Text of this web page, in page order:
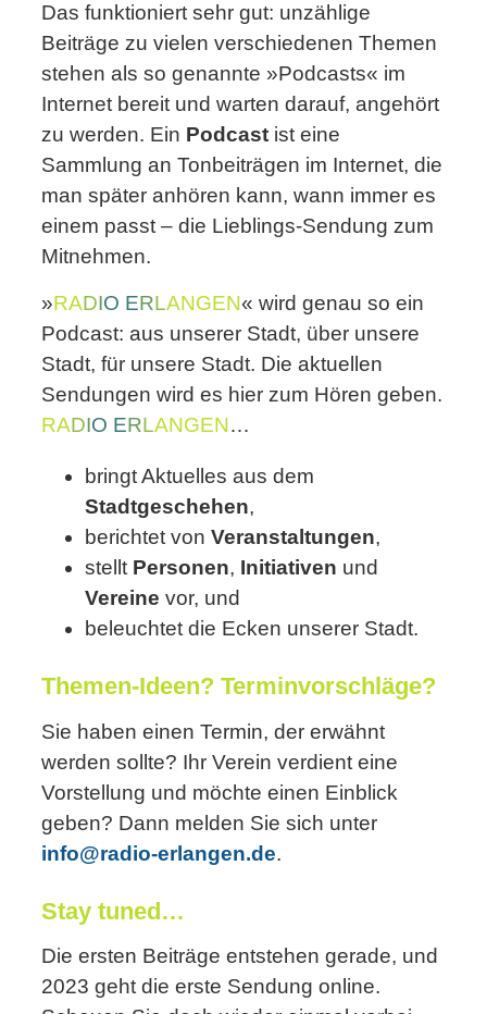
Das funktioniert sehr gut: unzählige
Beiträge zu vielen verschiedenen Themen
stehen als so genannte »Podcasts« im
Internet bereit und warten darauf, angehört
zu werden. Ein Podcast ist eine
Sammlung an Tonbeiträgen im Internet, die
man später anhören kann, wann immer es
einem passt – die Lieblings-Sendung zum
Mitnehmen.
»RADIO ERLANGEN« wird genau so ein
Podcast: aus unserer Stadt, über unsere
Stadt, für unsere Stadt. Die aktuellen
Sendungen wird es hier zum Hören geben.
RADIO ERLANGEN…
bringt Aktuelles aus dem
Stadtgeschehen,
berichtet vonVeranstaltungen,
stellt Personen, Initiativen und
Vereine vor, und
beleuchtet die Ecken unserer Stadt.
Themen-Ideen? Terminvorschläge?
Sie haben einen Termin, der erwähnt
werden sollte? Ihr Verein verdient eine
Vorstellung und möchte einen Einblick
geben? Dann melden Sie sich unter
info@radio-erlangen.de.
Stay tuned…
Die ersten Beiträge entstehen gerade, und
2023 geht die erste Sendung online.